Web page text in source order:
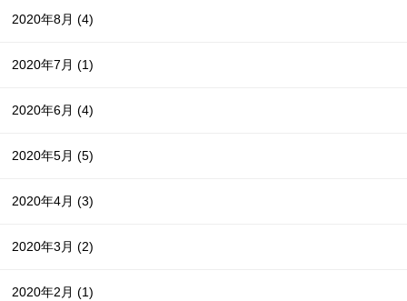
2020年8月(4)
2020年7月(1)
2020年6月(4)
2020年5月(5)
2020年4月(3)
2020年3月(2)
2020年2月(1)